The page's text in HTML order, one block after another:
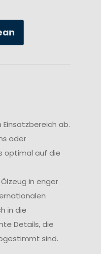
ab.
oder
optimal auf die
in enger
in die
Details, die
sind.